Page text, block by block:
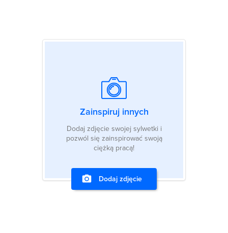
Zainspiruj innych
Dodaj zdjęcie swojej sylwetki i
pozwól się zainspirować swoją
ciężką pracą!
Dodaj zdjęcie